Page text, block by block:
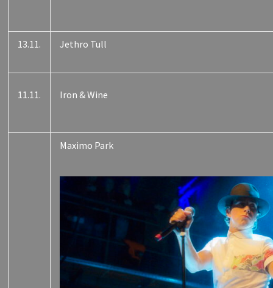
13.11. Jethro Tull
11.11. Iron & Wine
Maximo Park